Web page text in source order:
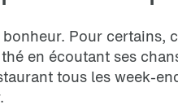
Pour certains,
en écoutant ses
tous les week-